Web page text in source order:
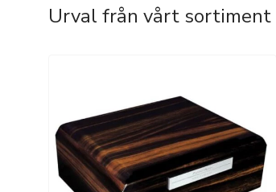
Urval från vårt sortiment